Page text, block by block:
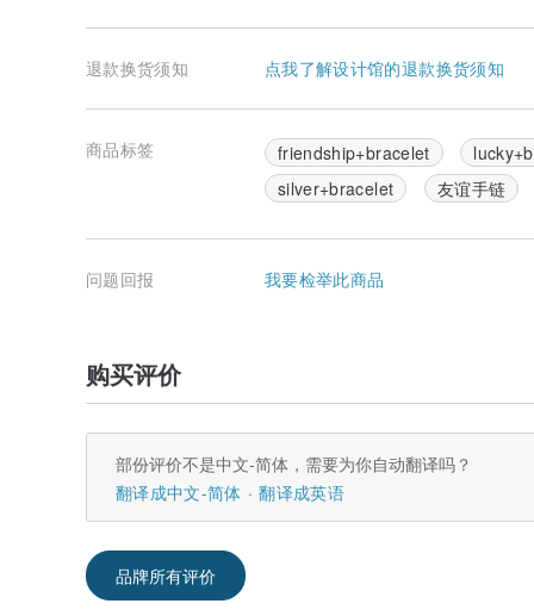
随珠串附上一张特别为你而设的精美小卡，置于盒内，
除了饰品，店主另有一设计馆PopYourLove出售特别的
选购，给收礼者一个惊喜。设计馆：
pinkoi.com/popyourlove
退款换货须知 点我了解设计馆的退款换货须知
商品标签 friendship+bracelet
silver+bracelet
友谊手链
问题回报 我要检举此商品
购买评价
部份评价不是中文-简体，需要为你自动翻译吗？
翻译成中文-简体
翻译成英语
品牌所有评价